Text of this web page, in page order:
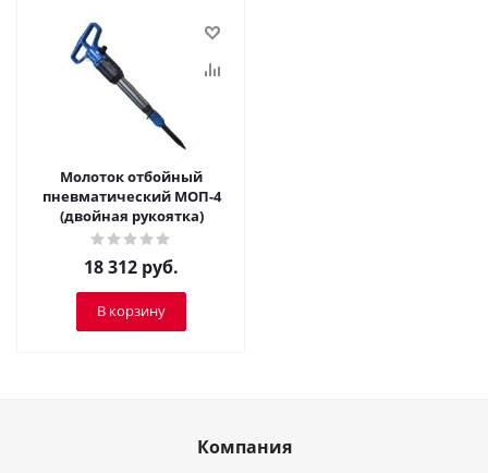
Молоток отбойный
пневматический МОП-4
(двойная рукоятка)
18 312 руб.
В корзину
Компания